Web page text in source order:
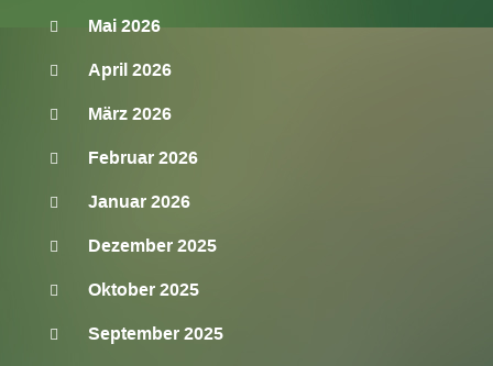
Mai 2026
April 2026
März 2026
Februar 2026
Januar 2026
Dezember 2025
Oktober 2025
September 2025